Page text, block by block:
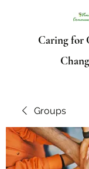
Caring for
Groups